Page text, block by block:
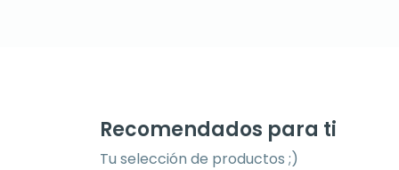
Recomendados para ti
Tu selección de productos ;)